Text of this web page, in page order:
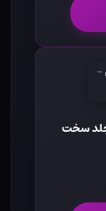
جلد سخت